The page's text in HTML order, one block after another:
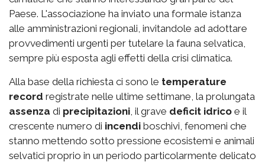
Paese. L'associazione ha inviato una formale istanza
alle amministrazioni regionali, invitandole ad adottare
provvedimenti urgenti per tutelare la fauna selvatica,
sempre più esposta agli effetti della crisi climatica.
Alla base della richiesta ci sono le temperature
record registrate nelle ultime settimane, la prolungata
assenza di precipitazioni , il grave deficit idrico e il
crescente numero di incendi boschivi, fenomeni che
stanno mettendo sotto pressione ecosistemi e animali
selvatici proprio in un periodo particolarmente delicato